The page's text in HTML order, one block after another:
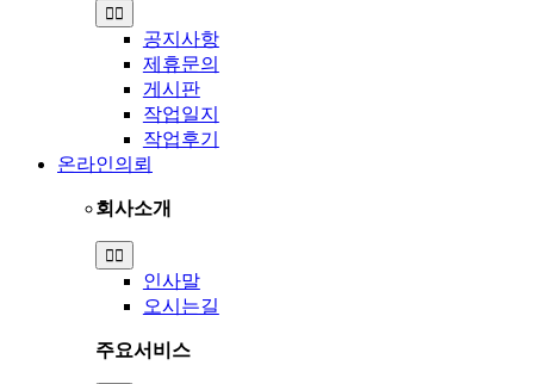
Toggle
Navigation
공지사항
제휴문의
게시판
작업일지
작업후기
온라인의뢰
회사소개
Toggle
Navigation
인사말
오시는길
주요서비스